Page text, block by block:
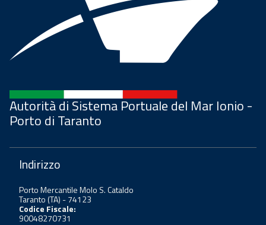
Autorità di Sistema Portuale del Mar Ionio -
Porto di Taranto
Indirizzo
Porto Mercantile Molo S. Cataldo
Taranto (TA) - 74123
Codice Fiscale:
90048270731